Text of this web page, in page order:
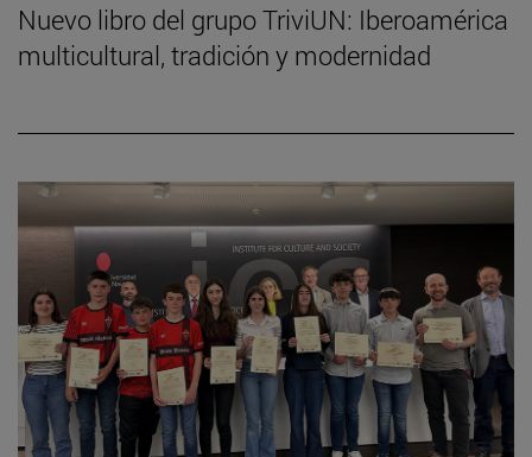
Nuevo libro del grupo TriviUN: Iberoamérica
multicultural, tradición y modernidad